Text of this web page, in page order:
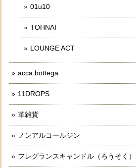
01u10
TOHNAI
LOUNGE ACT
acca bottega
11DROPS
革雑貨
ノンアルコールジン
フレグランスキャンドル（ろうそく）